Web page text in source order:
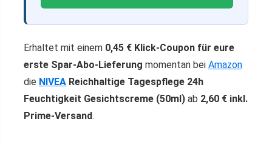
Erhaltet mit einem 0,45 € Klick-Coupon für eure
erste Spar‑Abo‑Lieferung momentan bei Amazon
die NIVEA Reichhaltige Tagespflege 24h
Feuchtigkeit Gesichtscreme (50ml) ab 2,60 € inkl.
Prime-Versand.